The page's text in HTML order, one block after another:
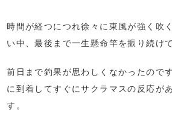
時間が経つにつれ徐々に東風が強く吹
い中、最後まで一生懸命竿を振り続け
前日まで釣果が思わしくなかったので
に到着してすぐにサクラマスの反応が
す。